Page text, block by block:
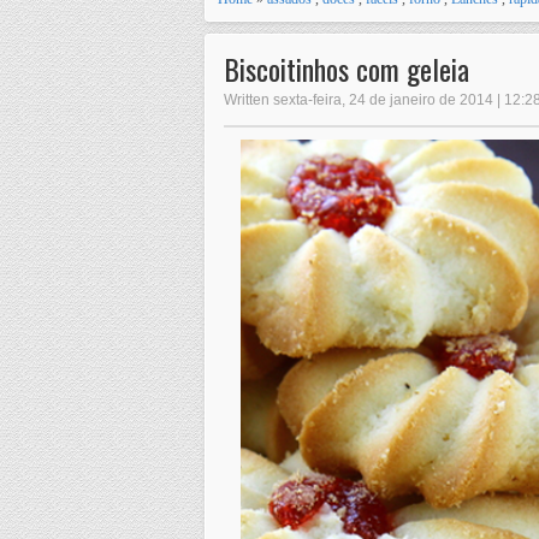
Biscoitinhos com geleia
Written sexta-feira, 24 de janeiro de 2014 |